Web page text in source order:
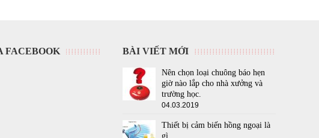
FACEBOOK BÀI VIẾT MỚI
Nên chọn loại chuông báo hẹn
giờ nào lắp cho nhà xưởng và
trường học.
04.03.2019
Thiết bị cảm biến hồng ngoại là
gì